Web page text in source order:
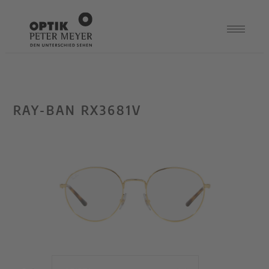
RAY-BAN RX3681V